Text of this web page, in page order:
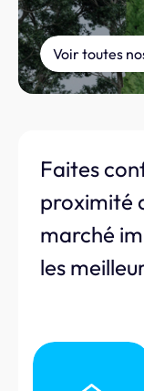
Voir toutes
Faites
proximité
marché
les